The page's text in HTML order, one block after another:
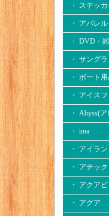
・ ステッ
・ アパレ
・ DVD・
・ サング
・ ボート
・ アイス
・ Abyss(ア
・ ima
・ アイラ
・ アチック
・ アクアビ
・ アグア